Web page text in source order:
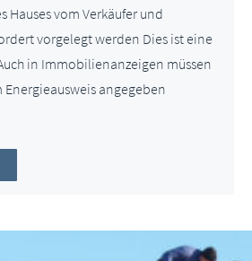
Hauses vom Verkäufer und
vorgelegt werden Dies ist eine
in Immobilienanzeigen müssen
angegeben